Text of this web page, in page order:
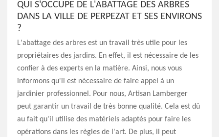
QUI S'OCCUPE DE L'ABATTAGE DES ARBRES
DANS LA VILLE DE PERPEZAT ET SES ENVIRONS
?
L'abattage des arbres est un travail très utile pour les
propriétaires des jardins. En effet, il est nécessaire de les
confier à des experts en la matière. Ainsi, nous vous
informons qu'il est nécessaire de faire appel à un
jardinier professionnel. Pour nous, Artisan Lamberger
peut garantir un travail de très bonne qualité. Cela est dû
au fait qu'il utilise des matériels adaptés pour faire les
opérations dans les règles de l'art. De plus, il peut